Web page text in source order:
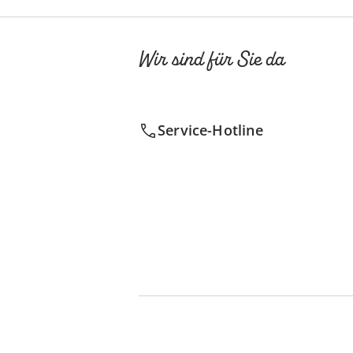
Wir sind für Sie da
Service-Hotline